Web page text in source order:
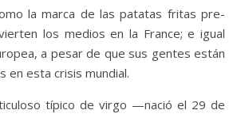
la marca de las patatas fritas pre-
los medios en la France; e igual
a pesar de que sus gentes están
en esta crisis mundial.
típico de virgo —nació el 29 de